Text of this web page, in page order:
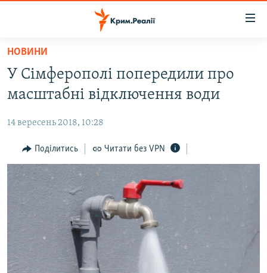
Перейти
основного
матеріалу
до
навігації
Перейти
до
пошуку
НОВИНИ
ВОДА.КРИМ
ПОЛІТИКА
БЛОГИ
ПОГЛЯД
ІНТЕРВ'Ю
ВСЕ ЗА ДЕНЬ
СПЕЦПРОЕКТИ
ДЕПОРТАЦІЯ
ЯК ОБІЙТИ БЛОКУВАННЯ
НОВИНИ
У Сімферополі попередили про
масштабні відключення води
14 вересень 2018, 10:28
Поділитись Читати без VPN